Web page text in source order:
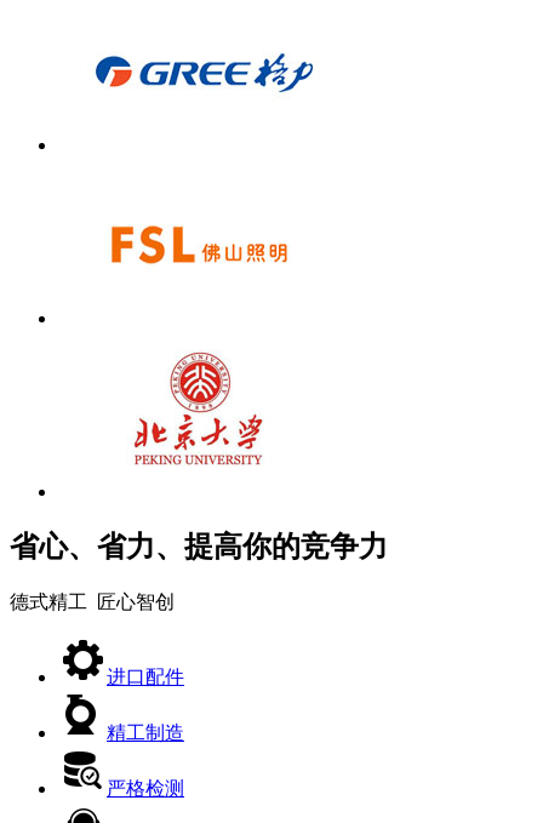
省心、省力、提高你的竞争力
德式精工 匠心智创
进口配件
精工制造
严格检测